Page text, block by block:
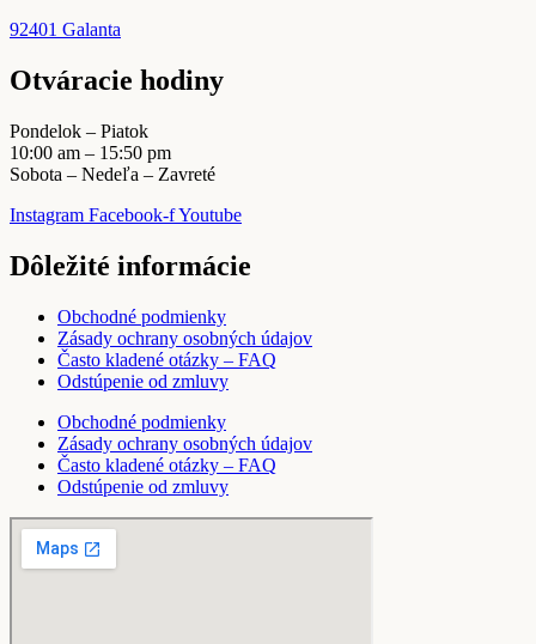
92401 Galanta
Otváracie hodiny
Pondelok – Piatok
10:00 am – 15:50 pm
Sobota – Nedeľa – Zavreté
Instagram Facebook-fYoutube
Dôležité informácie
Obchodné podmienky
Zásady ochrany osobných údajov
Často kladené otázky – FAQ
Odstúpenie od zmluvy
Obchodné podmienky
Zásady ochrany osobných údajov
Často kladené otázky – FAQ
Odstúpenie od zmluvy